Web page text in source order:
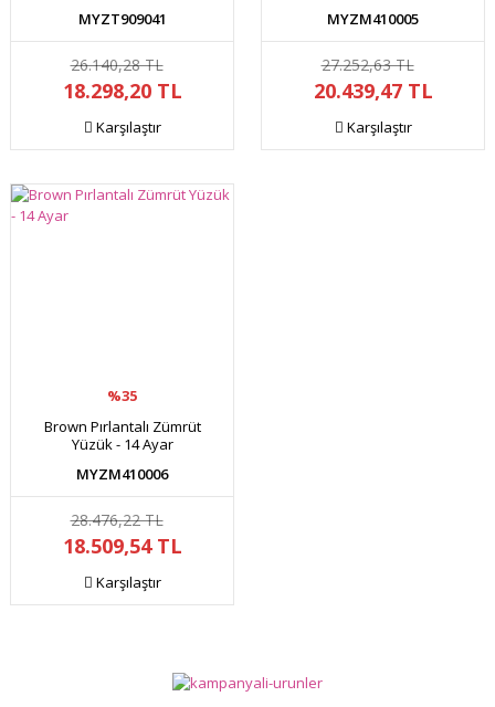
MYZT909041
26.140,28 TL
18.298,20 TL
Karşılaştır
MYZM410005
27.252,63 TL
20.439,47 TL
Karşılaştır
%35
Brown Pırlantalı Zümrüt
Yüzük - 14 Ayar
MYZM410006
28.476,22 TL
18.509,54 TL
Karşılaştır